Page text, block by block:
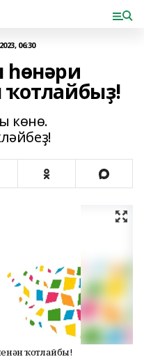
06:30
һөнәри
көнө.
ҡотлайбыҙ!